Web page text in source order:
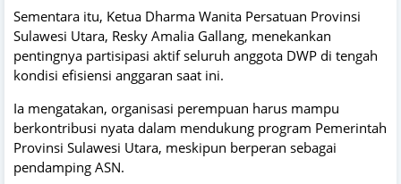
Sementara itu, Ketua Dharma Wanita Persatuan Provinsi
Sulawesi Utara, Resky Amalia Gallang, menekankan
pentingnya partisipasi aktif seluruh anggota DWP di tengah
kondisi efisiensi anggaran saat ini.
Ia mengatakan, organisasi perempuan harus mampu
berkontribusi nyata dalam mendukung program Pemerintah
Provinsi Sulawesi Utara, meskipun berperan sebagai
pendamping ASN.